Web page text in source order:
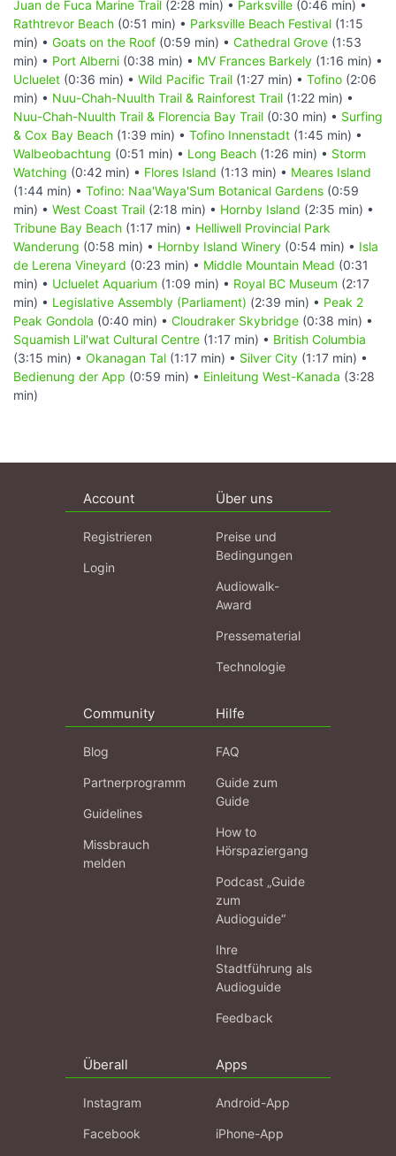
Juan de Fuca Marine Trail (2:28 min) • Parksville (0:46 min) •
Rathtrevor Beach (0:51 min) • Parksville Beach Festival (1:15
min) • Goats on the Roof (0:59 min) • Cathedral Grove (1:53
min) • Port Alberni (0:38 min) • MV Frances Barkely (1:16 min) •
Ucluelet (0:36 min) • Wild Pacific Trail (1:27 min) • Tofino (2:06
min) • Nuu-Chah-Nuulth Trail & Rainforest Trail (1:22 min) •
Nuu-Chah-Nuulth Trail & Florencia Bay Trail (0:30 min) • Surfing
& Cox Bay Beach (1:39 min) • Tofino Innenstadt (1:45 min) •
Walbeobachtung (0:51 min) • Long Beach (1:26 min) • Storm
Watching (0:42 min) • Flores Island (1:13 min) • Meares Island
(1:44 min) • Tofino: Naa'Waya'Sum Botanical Gardens (0:59
min) • West Coast Trail (2:18 min) • Hornby Island (2:35 min) •
Tribune Bay Beach (1:17 min) • Helliwell Provincial Park
Wanderung (0:58 min) • Hornby Island Winery (0:54 min) • Isla
de Lerena Vineyard (0:23 min) • Middle Mountain Mead (0:31
min) • Ucluelet Aquarium (1:09 min) • Royal BC Museum (2:17
min) • Legislative Assembly (Parliament) (2:39 min) • Peak 2
Peak Gondola (0:40 min) • Cloudraker Skybridge (0:38 min) •
Squamish Lil'wat Cultural Centre (1:17 min) • British Columbia
(3:15 min) • Okanagan Tal (1:17 min) • Silver City (1:17 min) •
Bedienung der App (0:59 min) • Einleitung West-Kanada (3:28
min)
Account
Registrieren
Login
Über uns
Preise und
Bedingungen
Audiowalk-
Award
Pressematerial
Technologie
Community
Blog
Partnerprogramm
Guidelines
Missbrauch
melden
Hilfe
FAQ
Guide zum
Guide
How to
Hörspaziergang
Podcast „Guide
zum
Audioguide“
Ihre
Stadtführung als
Audioguide
Feedback
Überall
Instagram
Facebook
Apps
Android-App
iPhone-App